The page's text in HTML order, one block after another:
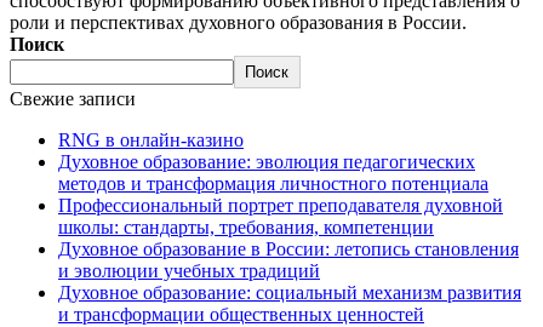
роли и перспективах духовного образования в России.
Поиск
Поиск
Свежие записи
RNG в онлайн-казино
Духовное образование: эволюция педагогических
методов и трансформация личностного потенциала
Профессиональный портрет преподавателя духовной
школы: стандарты, требования, компетенции
Духовное образование в России: летопись становления
и эволюции учебных традиций
Духовное образование: социальный механизм развития
и трансформации общественных ценностей